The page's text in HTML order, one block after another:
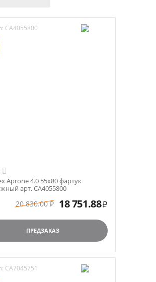
CA4055800
Aprone 4.0 55х80 фартук
арт. CA4055800
20 830.00 ₽ 18 751.88₽
ПРЕДЗАКАЗ
CA7045751